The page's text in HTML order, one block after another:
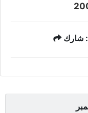
شارك :